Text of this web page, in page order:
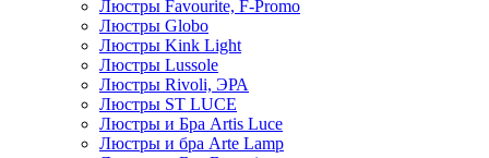
Люстры Favourite, F-Promo
Люстры Globo
Люстры Kink Light
Люстры Lussole
Люстры Rivoli, ЭРА
Люстры ST LUCE
Люстры и Бра Artis Luce
Люстры и бра Arte Lamp